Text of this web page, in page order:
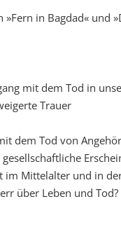
in Bagdad« und
mit dem Tod in
Trauer
dem Tod von
Mittelalter und in
über Leben und Tod?